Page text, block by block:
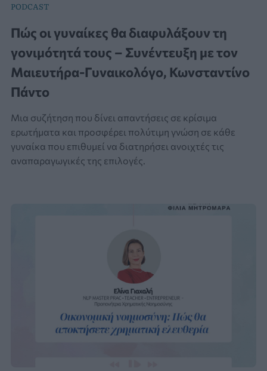
PODCAST
Πώς οι γυναίκες θα διαφυλάξουν τη
γονιμότητά τους – Συνέντευξη με τον
Μαιευτήρα-Γυναικολόγο, Κωνσταντίνο
Πάντο
Μια συζήτηση που δίνει απαντήσεις σε κρίσιμα
ερωτήματα και προσφέρει πολύτιμη γνώση σε κάθε
γυναίκα που επιθυμεί να διατηρήσει ανοιχτές τις
αναπαραγωγικές της επιλογές.